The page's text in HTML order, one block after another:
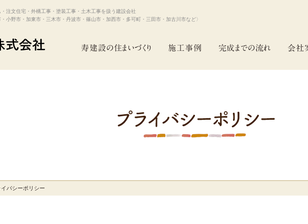
注文住宅・外構工事・塗装工事・土木工事を扱う建設会社
・小野市・加東市・三木市・丹波市・篠山市・加西市・多可町・三田市・加古川市など〉
寿建設の住まいづくり 施工事例 完成までの流れ 会社
イバシーポリシー